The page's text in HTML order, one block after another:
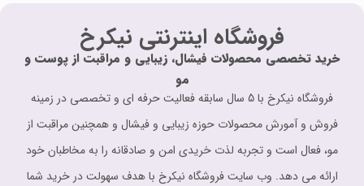
فروشگاه اینترنتی نیکرخ
خرید تخصصی محصولات فیشال، زیبایی و مراقبت از پوست و
مو
فروشگاه نیکرخ با 5 سال سابقه فعالیت حرفه ای و تخصصی در زمینه
فروش و آمورش محصولات حوزه زیبایی و فیشال و همچنین مراقبت از
مو، فعال است و تجربه لذت خریدی امن و صادقانه را به مخاطبان خود
ارائه می دهد. وب سایت فروشگاه نیکرخ با هدف سهولت در خرید شما